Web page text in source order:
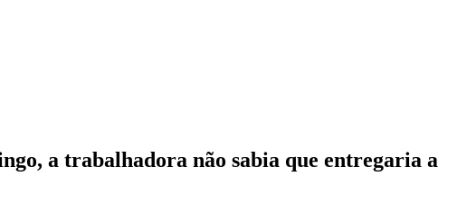
a trabalhadora não sabia que entregaria a